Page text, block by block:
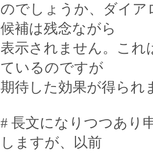
のでしょうか、ダイ
候補は残念ながら
表示されません。これ
ているのですが
期待した効果が得られ
# 長文になりつつあり
しますが、以前